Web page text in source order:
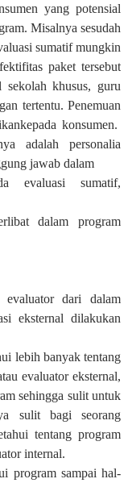
yang potensial
Misalnya sesudah
sumatif mungkin
paket tersebut
sekolah khusus, guru
tertentu. Penemuan
konsumen.
adalah personalia
jawab dalam
evaluasi sumatif,
dalam program
dari dalam
eksternal dilakukan
lebih banyak tentang
evaluator eksternal,
sehingga sulit untuk
sulit bagi seorang
tentang program
internal.
program sampai hal-